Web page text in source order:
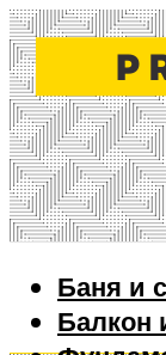
Баня и
Балкон